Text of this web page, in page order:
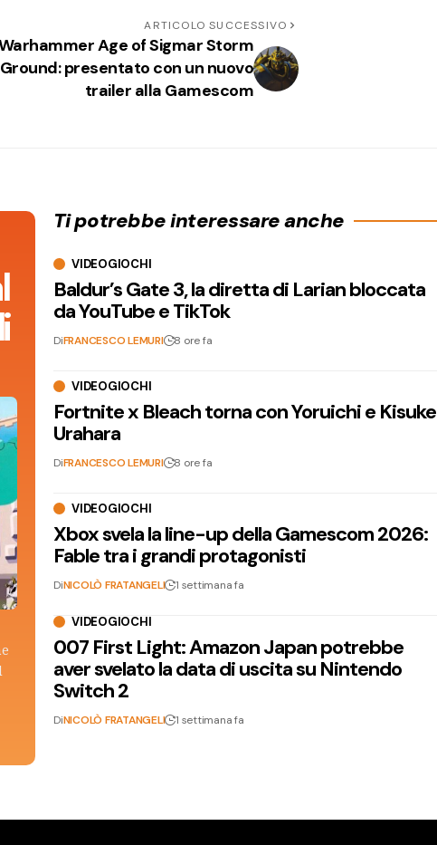
ARTICOLO SUCCESSIVO
Age of Sigmar Storm
Ground: presentato con un nuovo
trailer alla Gamescom
Ti potrebbe interessare anche
VIDEOGIOCHI
Baldur’s Gate 3, la diretta di Larian bloccata
da YouTube e TikTok
DiFRANCESCO LEMURI 8 ore fa
VIDEOGIOCHI
Fortnite x Bleach torna con Yoruichi e Kisuke
Urahara
DiFRANCESCO LEMURI 8 ore fa
VIDEOGIOCHI
Xbox svela la line-up della Gamescom 2026:
Fable tra i grandi protagonisti
DiNICOLÒ FRATANGELI 1 settimana fa
VIDEOGIOCHI
007 First Light: Amazon Japan potrebbe
aver svelato la data di uscita su Nintendo
Switch 2
DiNICOLÒ FRATANGELI 1 settimana fa